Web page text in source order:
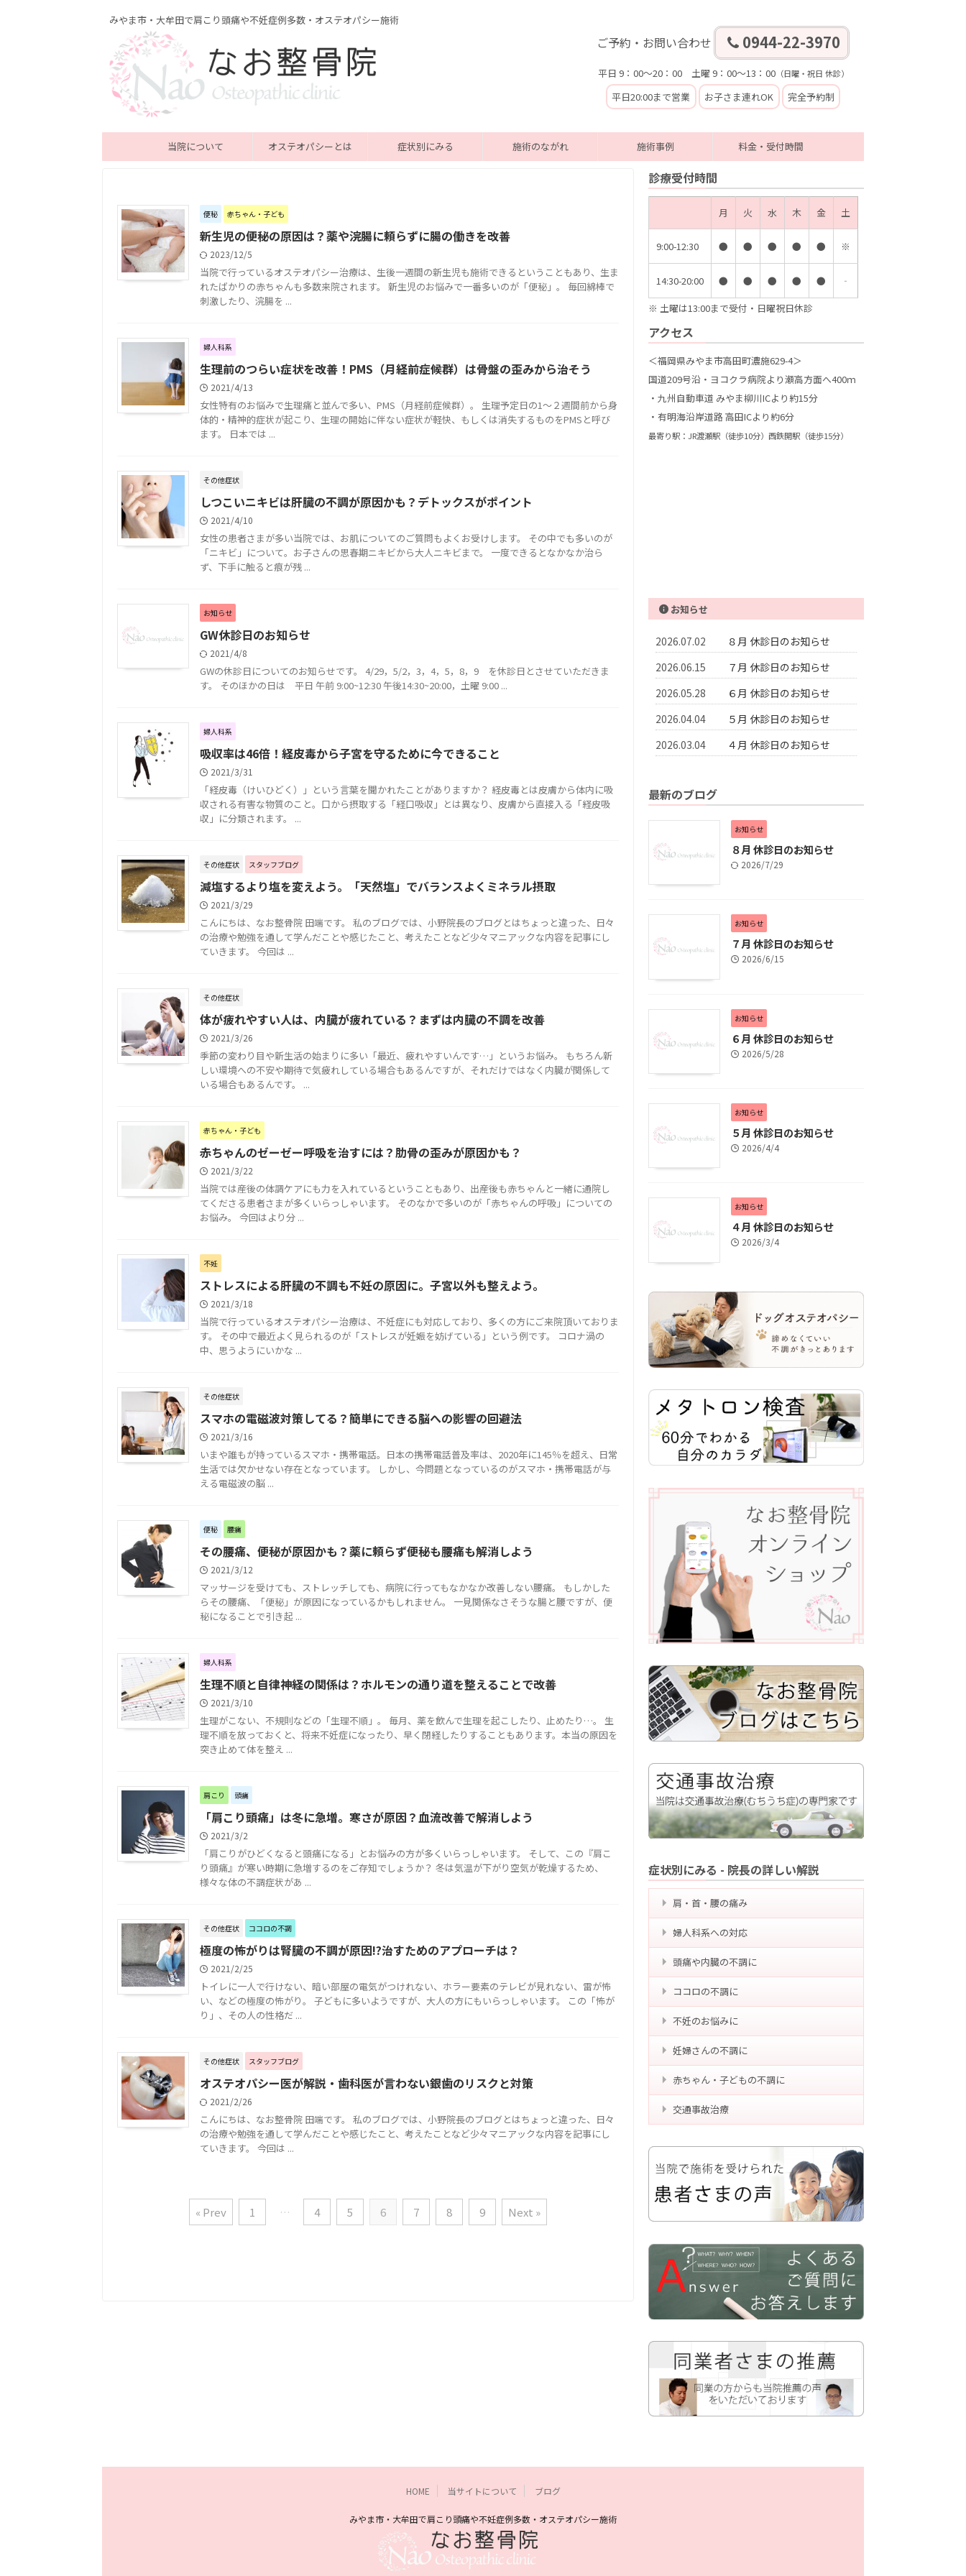
みやま市・大牟田で肩こり頭痛や不妊症例多数・オステオパシー施術
ご予約・お問い合わせ 0944-22-3970
平日 9：00～20：00 土曜 9：00～13：00（日曜・祝日 休診）
平日20:00まで営業 お子さま連れOK 完全予約制
当院について オステオパシーとは 症状別にみる 施術のながれ 施術事例 料金・受付時間
便秘 赤ちゃん・子ども
新生児の便秘の原因は？薬や浣腸に頼らずに腸の働きを改善
2023/12/5
当院で行っているオステオパシー治療は、生後一週間の新生児も施術できるということもあり、生ま
れたばかりの赤ちゃんも多数来院されます。 新生児のお悩みで一番多いのが「便秘」。 毎回綿棒で
刺激したり、浣腸を ...
婦人科系
生理前のつらい症状を改善！PMS（月経前症候群）は骨盤の歪みから治そう
2021/4/13
女性特有のお悩みで生理痛と並んで多い、PMS（月経前症候群）。 生理予定日の1～２週間前から身
体的・精神的症状が起こり、生理の開始に伴ない症状が軽快、もしくは消失するものをPMSと呼び
ます。 日本では ...
その他症状
しつこいニキビは肝臓の不調が原因かも？デトックスがポイント
2021/4/10
女性の患者さまが多い当院では、お肌についてのご質問もよくお受けします。 その中でも多いのが
「ニキビ」について。お子さんの思春期ニキビから大人ニキビまで。 一度できるとなかなか治ら
ず、下手に触ると痕が残 ...
お知らせ
GW休診日のお知らせ
2021/4/8
GWの休診日についてのお知らせです。 4/29，5/2，3，4，5，8，9 を休診日とさせていただきま
す。 そのほかの日は 平日 午前 9:00~12:30 午後14:30~20:00，土曜 9:00 ...
婦人科系
吸収率は46倍！経皮毒から子宮を守るために今できること
2021/3/31
「経皮毒（けいひどく）」という言葉を聞かれたことがありますか？ 経皮毒とは皮膚から体内に吸
収される有害な物質のこと。口から摂取する「経口吸収」とは異なり、皮膚から直接入る「経皮吸
収」に分類されます。 ...
その他症状 スタッフブログ
減塩するより塩を変えよう。「天然塩」でバランスよくミネラル摂取
2021/3/29
こんにちは、なお整骨院 田端です。 私のブログでは、小野院長のブログとはちょっと違った、日々
の治療や勉強を通して学んだことや感じたこと、考えたことなど少々マニアックな内容を記事にし
ていきます。 今回は ...
その他症状
体が疲れやすい人は、内臓が疲れている？まずは内臓の不調を改善
2021/3/26
季節の変わり目や新生活の始まりに多い「最近、疲れやすいんです…」というお悩み。 もちろん新
しい環境への不安や期待で気疲れしている場合もあるんですが、それだけではなく内臓が関係して
いる場合もあるんです。 ...
赤ちゃん・子ども
赤ちゃんのゼーゼー呼吸を治すには？肋骨の歪みが原因かも？
2021/3/22
当院では産後の体調ケアにも力を入れているということもあり、出産後も赤ちゃんと一緒に通院し
てくださる患者さまが多くいらっしゃいます。 そのなかで多いのが「赤ちゃんの呼吸」についての
お悩み。 今回はより分 ...
不妊
ストレスによる肝臓の不調も不妊の原因に。子宮以外も整えよう。
2021/3/18
当院で行っているオステオパシー治療は、不妊症にも対応しており、多くの方にご来院頂いておりま
す。 その中で最近よく見られるのが「ストレスが妊娠を妨げている」という例です。 コロナ渦の
中、思うようにいかな ...
その他症状
スマホの電磁波対策してる？簡単にできる脳への影響の回避法
2021/3/16
いまや誰もが持っているスマホ・携帯電話。日本の携帯電話普及率は、2020年に145％を超え、日常
生活では欠かせない存在となっています。 しかし、今問題となっているのがスマホ・携帯電話が与
える電磁波の脳 ...
便秘 腰痛
その腰痛、便秘が原因かも？薬に頼らず便秘も腰痛も解消しよう
2021/3/12
マッサージを受けても、ストレッチしても、病院に行ってもなかなか改善しない腰痛。 もしかした
らその腰痛、「便秘」が原因になっているかもしれません。 一見関係なさそうな腸と腰ですが、便
秘になることで引き起 ...
婦人科系
生理不順と自律神経の関係は？ホルモンの通り道を整えることで改善
2021/3/10
生理がこない、不規則などの「生理不順」。 毎月、薬を飲んで生理を起こしたり、止めたり…。 生
理不順を放っておくと、将来不妊症になったり、早く閉経したりすることもあります。本当の原因を
突き止めて体を整え ...
肩こり 頭痛
「肩こり頭痛」は冬に急増。寒さが原因？血流改善で解消しよう
2021/3/2
「肩こりがひどくなると頭痛になる」とお悩みの方が多くいらっしゃいます。 そして、この『肩こ
り頭痛』が寒い時期に急増するのをご存知でしょうか？ 冬は気温が下がり空気が乾燥するため、
様々な体の不調症状があ ...
その他症状 ココロの不調
極度の怖がりは腎臓の不調が原因!?治すためのアプローチは？
2021/2/25
トイレに一人で行けない、暗い部屋の電気がつけれない、ホラー要素のテレビが見れない、雷が怖
い、などの極度の怖がり。 子どもに多いようですが、大人の方にもいらっしゃいます。 この「怖が
り」、その人の性格だ ...
その他症状 スタッフブログ
オステオパシー医が解説・歯科医が言わない銀歯のリスクと対策
2021/2/26
こんにちは、なお整骨院 田端です。 私のブログでは、小野院長のブログとはちょっと違った、日々
の治療や勉強を通して学んだことや感じたこと、考えたことなど少々マニアックな内容を記事にし
ていきます。 今回は ...
« Prev 1 … 4 5 6 7 8 9 Next »
診療受付時間
月 火 水 木 金 土
9:00-12:30 ● ● ● ● ● ※
14:30-20:00 ● ● ● ● ●
‐
※ 土曜は13:00まで受付・日曜祝日休診
アクセス
＜福岡県みやま市高田町濃施629-4＞
国道209号沿・ヨコクラ病院より瀬高方面へ400ｍ
・九州自動車道 みやま柳川ICより約15分
・有明海沿岸道路 高田ICより約6分
最寄り駅：JR渡瀬駅（徒歩10分）西鉄開駅（徒歩15分）
お知らせ
2026.07.02
８月 休診日のお知らせ
2026.06.15
７月 休診日のお知らせ
2026.05.28
６月 休診日のお知らせ
2026.04.04
５月 休診日のお知らせ
2026.03.04
４月 休診日のお知らせ
最新のブログ
お知らせ
８月 休診日のお知らせ
2026/7/29
お知らせ
７月 休診日のお知らせ
2026/6/15
お知らせ
６月 休診日のお知らせ
2026/5/28
お知らせ
５月 休診日のお知らせ
2026/4/4
お知らせ
４月 休診日のお知らせ
2026/3/4
症状別にみる - 院長の詳しい解説
肩・首・腰の痛み
婦人科系への対応
頭痛や内臓の不調に
ココロの不調に
不妊のお悩みに
妊婦さんの不調に
赤ちゃん・子どもの不調に
交通事故治療
HOME 当サイトについて ブログ
みやま市・大牟田で肩こり頭痛や不妊症例多数・オステオパシー施術